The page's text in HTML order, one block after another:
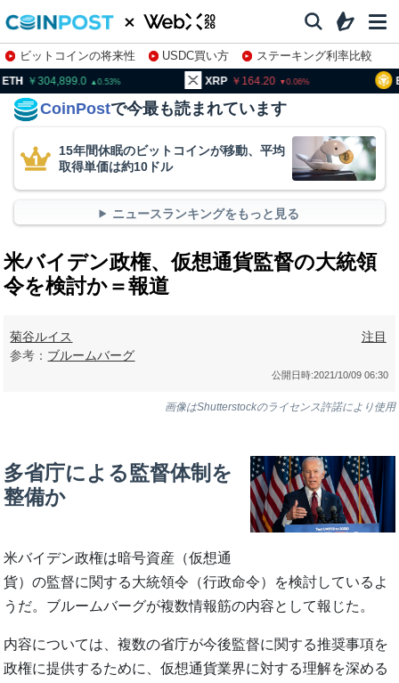
ビットコインの将来性 USDC買い方
ステーキング利率比較
株特集・関連銘柄
0.53 164.20 0.06 BNB
CoinPostで今最も読まれています
15年間休眠のビットコインが移動、平均
取得単価は約10ドル
ニュースランキングをもっと見る
米バイデン政権、仮想通貨監督の大統領
令を検討か＝報道
菊谷ルイス
参考： ブルームバーグ
注目
公開日時:2021/10/09 06:30
画像はShutterstockのライセンス許諾により使用
多省庁による監督体制を
整備か
米バイデン政権は暗号資産（仮想通
貨）の監督に関する大統領令（行政命令）を検討しているよ
うだ。ブルームバーグが複数情報筋の内容として報じた。
内容については、複数の省庁が今後監督に関する推奨事項を
政権に提供するために、仮想通貨業界に対する理解を深める